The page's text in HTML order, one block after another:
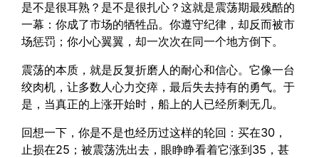
是不是很耳熟？是不是很扎心？这就是震荡期最残酷的
一幕：你成了市场的牺牲品。你遵守纪律，却反而被市
场惩罚；你小心翼翼，却一次次在同一个地方倒下。
震荡的本质，就是反复折磨人的耐心和信心。它像一台
绞肉机，让多数人心力交瘁，最后失去持有的勇气。于
是，当真正的上涨开始时，船上的人已经所剩无几。
回想一下，你是不是也经历过这样的轮回：买在30，
止损在25；被震荡洗出去，眼睁睁看着它涨到35，甚